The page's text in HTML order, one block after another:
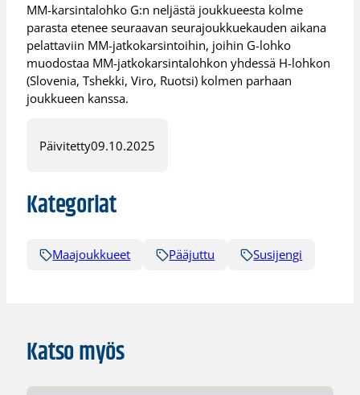
MM-karsintalohko G:n neljästä joukkueesta kolme
parasta etenee seuraavan seurajoukkuekauden aikana
pelattaviin MM-jatkokarsintoihin, joihin G-lohko
muodostaa MM-jatkokarsintalohkon yhdessä H-lohkon
(Slovenia, Tshekki, Viro, Ruotsi) kolmen parhaan
joukkueen kanssa.
Päivitetty09.10.2025
Kategoriat
Maajoukkueet Pääjuttu Susijengi
Katso myös